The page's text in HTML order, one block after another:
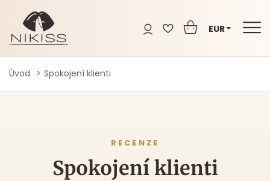
EUR
Úvod Spokojení klienti
RECENZE
Spokojení klienti